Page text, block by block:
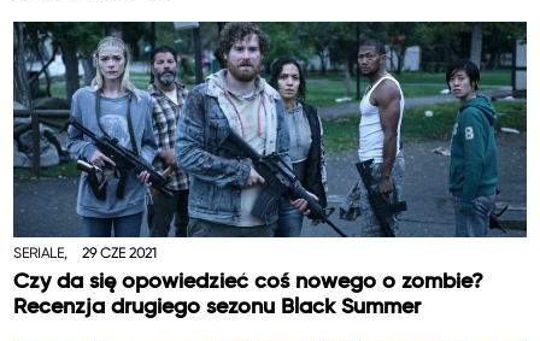
SERIALE, 29 CZE 2021
Czy da się opowiedzieć coś nowego o zombie?
Recenzja drugiego sezonu Black Summer